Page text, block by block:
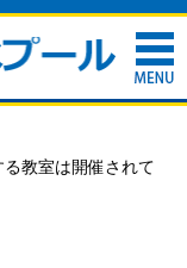
教室は開催されて